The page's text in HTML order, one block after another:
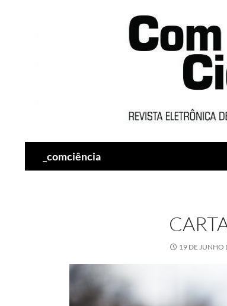
_comciência
19 DE JUNHO